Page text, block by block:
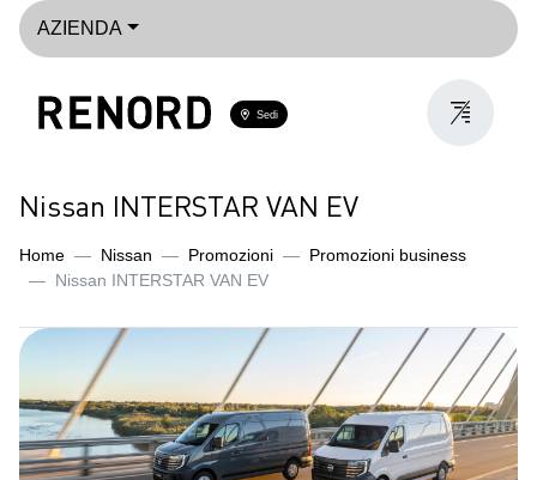
AZIENDA
Sedi
Nissan INTERSTAR VAN EV
Home Nissan Promozioni
Promozioni business
Nissan INTERSTAR VAN EV